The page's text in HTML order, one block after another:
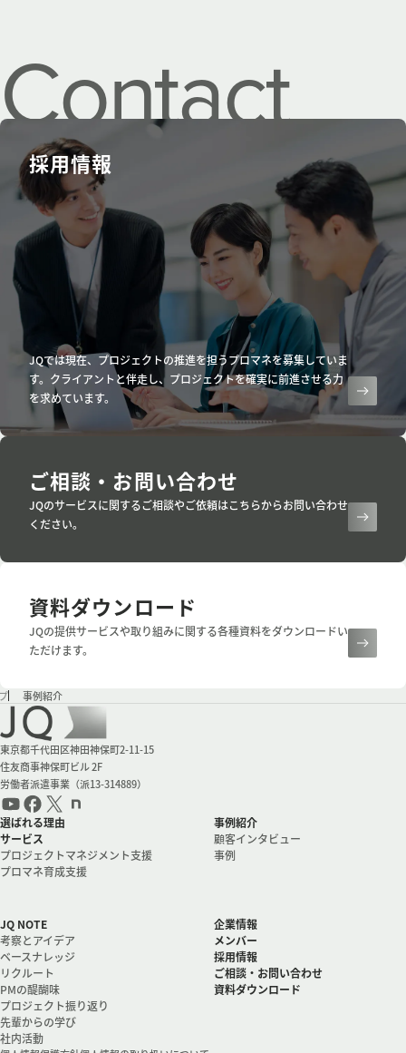
Contact
us.
採用情報
JQでは現在、プロジェクトの推進を担うプロマネを募集していま
す。クライアントと伴走し、プロジェクトを確実に前進させる力
を求めています。
ご相談・お問い合わせ
JQのサービスに関するご相談やご依頼はこちらからお問い合わせ
ください。
資料ダウンロード
JQの提供サービスや取り組みに関する各種資料をダウンロードい
ただけます。
事例紹介
会社情報
東京都千代田区神田神保町2-11-15
住友商事神保町ビル 2F
労働者派遣事業（派13-314889）
選ばれる理由
サービス
プロジェクトマネジメント支援
プロマネ育成支援
事例紹介
顧客インタビュー
事例
JQ NOTE
考察とアイデア
ベースナレッジ
リクルート
PMの醍醐味
プロジェクト振り返り
先輩からの学び
社内活動
企業情報
メンバー
採用情報
ご相談・お問い合わせ
資料ダウンロード